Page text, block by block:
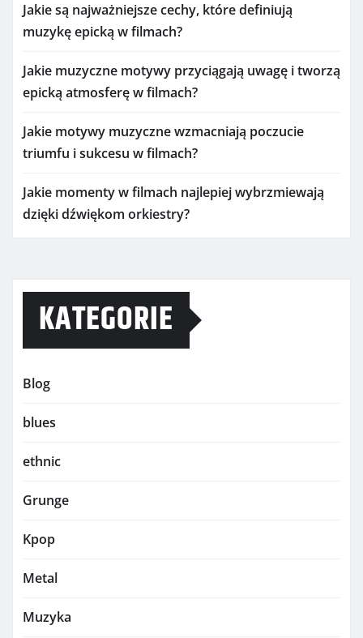
Jakie są najważniejsze cechy, które definiują
muzykę epicką w filmach?
Jakie muzyczne motywy przyciągają uwagę i tworzą
epicką atmosferę w filmach?
Jakie motywy muzyczne wzmacniają poczucie
triumfu i sukcesu w filmach?
Jakie momenty w filmach najlepiej wybrzmiewają
dzięki dźwiękom orkiestry?
KATEGORIE
Blog
blues
ethnic
Grunge
Kpop
Metal
Muzyka